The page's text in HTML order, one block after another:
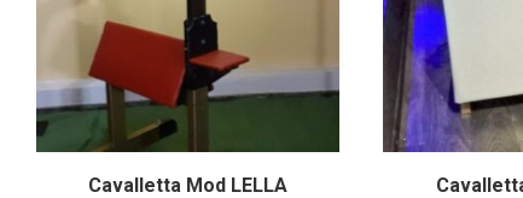
Cavalletta Mod LELLA